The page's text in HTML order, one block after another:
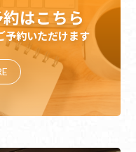
はこちら
予約いただけます